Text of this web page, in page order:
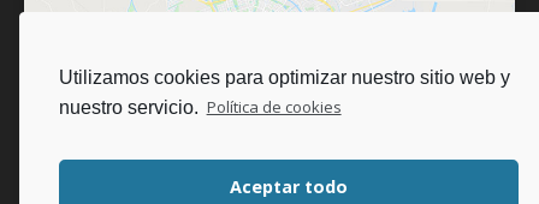
Utilizamos cookies para optimizar nuestro sitio web y
nuestro servicio.
Política de cookies
Aceptar todo
cookies de marketing y
activar este contenido